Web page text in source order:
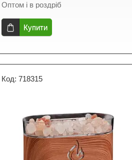
Оптом і в роздріб
Купити
718315